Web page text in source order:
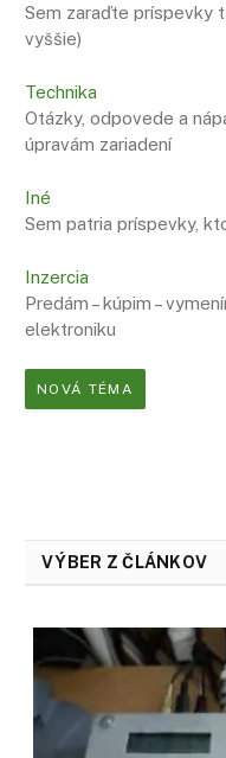
Sem zaraďte príspevky
vyššie)
Technika
Otázky, odpovede a
úpravám zariadení
Iné
Sem patria príspevky,
Inzercia
Predám – kúpim –
elektroniku
NOVÁ TÉMA
VÝBER Z ČLÁNKOV